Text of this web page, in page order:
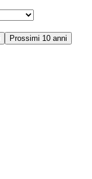
Prossimi 10 anni